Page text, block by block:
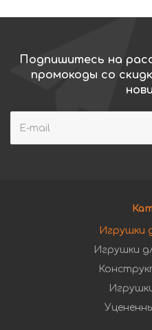
Подпишитесь на
промокоды со
Игрушки
Игрушки